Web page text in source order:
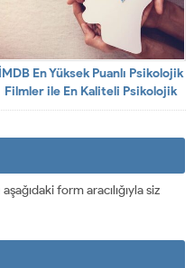
İMDB En Yüksek Puanlı Psikolojik
Filmler ile En Kaliteli Psikolojik
Yapımlar
form aracılığıyla siz